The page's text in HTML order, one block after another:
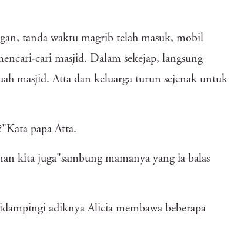
tanda waktu magrib telah masuk, mobil
cari masjid. Dalam sekejap, langsung
masjid. Atta dan keluarga turun sejenak untuk
papa Atta.
kita juga"sambung mamanya yang ia balas
adiknya Alicia membawa beberapa